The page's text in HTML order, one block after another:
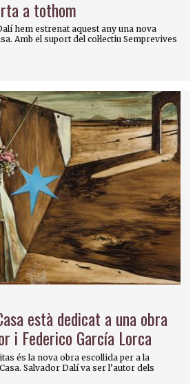
a tothom
hem estrenat aquest any una nova
Amb el suport del col·lectiu Semprevives
està dedicat a una obra
i Federico García Lorca
és la nova obra escollida per a la
Salvador Dalí va ser l’autor dels